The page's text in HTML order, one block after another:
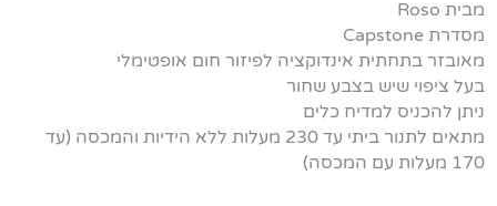
מבית Roso
מסדרת Capstone
מאובזר בתחתית אינדוקציה לפיזור חום אופטימלי
בעל ציפוי שיש בצבע שחור
ניתן להכניס למדיח כלים
מתאים לתנור ביתי עד 230 מעלות ללא הידיות והמכסה (עד
170 מעלות עם המכסה)